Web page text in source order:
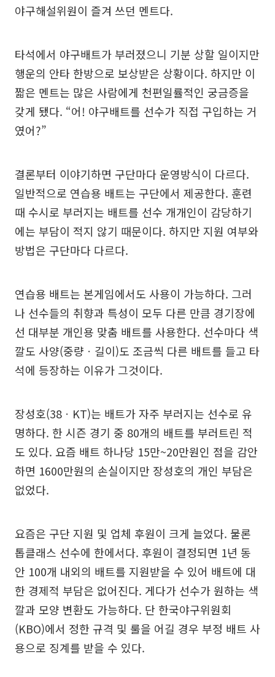
야구해설위원이 즐겨 쓰던 멘트다.
타석에서 야구배트가 부러졌으니 기분 상할 일이지만
행운의 안타 한방으로 보상받은 상황이다. 하지만 이
짧은 멘트는 많은 사람에게 천편일률적인 궁금증을
갖게 됐다. “어! 야구배트를 선수가 직접 구입하는 거
였어?”
결론부터 이야기하면 구단마다 운영방식이 다르다.
일반적으로 연습용 배트는 구단에서 제공한다. 훈련
때 수시로 부러지는 배트를 선수 개개인이 감당하기
에는 부담이 적지 않기 때문이다. 하지만 지원 여부와
방법은 구단마다 다르다.
연습용 배트는 본게임에서도 사용이 가능하다. 그러
나 선수들의 취향과 특성이 모두 다른 만큼 경기장에
선 대부분 개인용 맞춤 배트를 사용한다. 선수마다 색
깔도 사양(중량ㆍ길이)도 조금씩 다른 배트를 들고 타
석에 등장하는 이유가 그것이다.
장성호(38ㆍKT)는 배트가 자주 부러지는 선수로 유
명하다. 한 시즌 경기 중 80개의 배트를 부러트린 적
도 있다. 요즘 배트 하나당 15만~20만원인 점을 감안
하면 1600만원의 손실이지만 장성호의 개인 부담은
없었다.
요즘은 구단 지원 및 업체 후원이 크게 늘었다. 물론
톱클래스 선수에 한에서다. 후원이 결정되면 1년 동
안 100개 내외의 배트를 지원받을 수 있어 배트에 대
한 경제적 부담은 없어진다. 게다가 선수가 원하는 색
깔과 모양 변환도 가능하다. 단 한국야구위원회
(KBO)에서 정한 규격 및 룰을 어길 경우 부정 배트 사
용으로 징계를 받을 수 있다.